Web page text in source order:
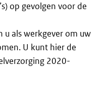
op gevolgen voor de
u als werkgever om uw
U kunt hier de
2020-